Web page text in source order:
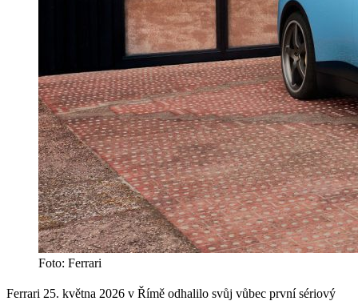
Foto: Ferrari
Ferrari 25. května 2026 v Římě odhalilo svůj vůbec první sériový